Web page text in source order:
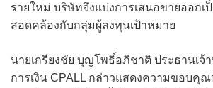
รายใหม่ บริษัทจึงแบ่งการเสนอขายออกเ
สอดคล้องกับกลุ่มผู้ลงทุนเป้าหมาย
นายเกรียงชัย บุญโพธิ์อภิชาติ ประธานเจ้
การเงิน CPALL กล่าวแสดงความขอบคุ